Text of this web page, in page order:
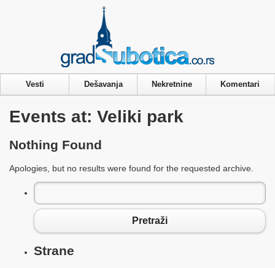
Vesti Dešavanja Nekretnine Komentari
Events at: Veliki park
Nothing Found
Apologies, but no results were found for the requested archive.
Pretraga
za:
Pretraži
Strane
Privacy & Cookies Policy